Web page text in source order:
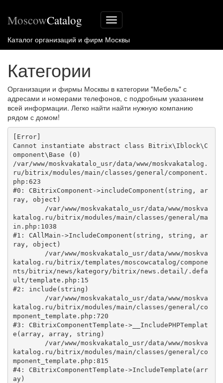
Меню
сайта
MoscowCatalog
Каталог организаций и фирм Москвы
Категории
Организации и фирмы Москвы в категории "Мебель" с
адресами и номерами телефонов, с подробным указанием
всей информации. Легко найти найти нужную компанию
рядом с домом!
[Error]
Cannot instantiate abstract class Bitrix\Iblock\C
omponent\Base (0)
/var/www/moskvakatalo_usr/data/www/moskvakatalog.
ru/bitrix/modules/main/classes/general/component.
php:623
#0: CBitrixComponent->includeComponent(string, ar
ray, object)
katalog.ru/bitrix/modules/main/classes/general/ma
in.php:1038
#1: CAllMain->IncludeComponent(string, string, ar
ray, object)
katalog.ru/bitrix/templates/moscowcatalog/compone
nts/bitrix/news/kategory/bitrix/news.detail/.defa
ult/template.php:15
#2: include(string)
katalog.ru/bitrix/modules/main/classes/general/co
mponent_template.php:720
#3: CBitrixComponentTemplate->__IncludePHPTemplat
e(array, array, string)
katalog.ru/bitrix/modules/main/classes/general/co
mponent_template.php:815
#4: CBitrixComponentTemplate->IncludeTemplate(arr
ay)